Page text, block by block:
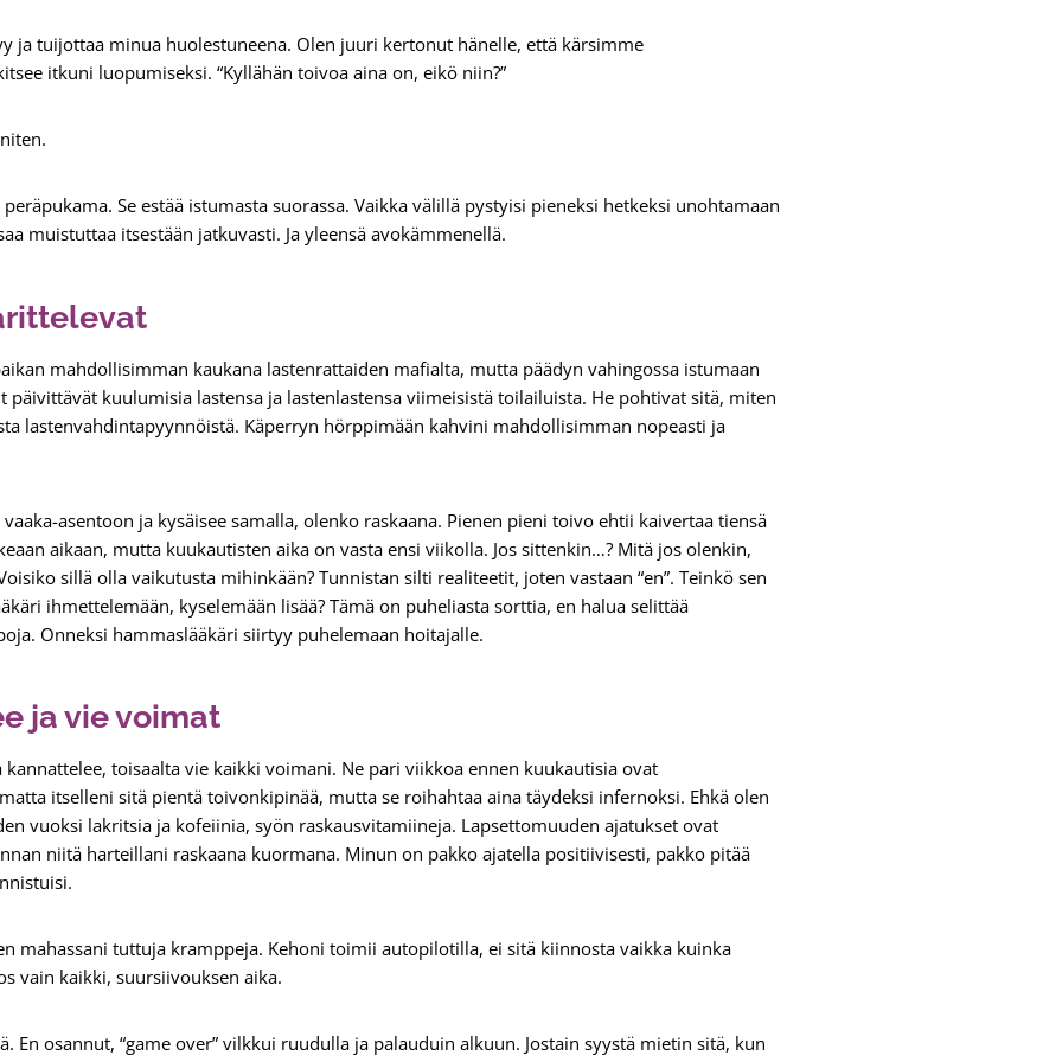
ja tuijottaa minua huolestuneena. Olen juuri kertonut hänelle, että kärsimme
itkuni luopumiseksi. “Kyllähän toivoa aina on, eikö niin?”
Se estää istumasta suorassa. Vaikka välillä pystyisi pieneksi hetkeksi unohtamaan
muistuttaa itsestään jatkuvasti. Ja yleensä avokämmenellä.
t
mahdollisimman kaukana lastenrattaiden mafialta, mutta päädyn vahingossa istumaan
päivittävät kuulumisia lastensa ja lastenlastensa viimeisistä toilailuista. He pohtivat sitä, miten
lastenvahdintapyynnöistä. Käperryn hörppimään kahvini mahdollisimman nopeasti ja
asentoon ja kysäisee samalla, olenko raskaana. Pienen pieni toivo ehtii kaivertaa tiensä
aikaan, mutta kuukautisten aika on vasta ensi viikolla. Jos sittenkin…? Mitä jos olenkin,
sillä olla vaikutusta mihinkään? Tunnistan silti realiteetit, joten vastaan “en”. Teinkö sen
ihmettelemään, kyselemään lisää? Tämä on puheliasta sorttia, en halua selittää
Onneksi hammaslääkäri siirtyy puhelemaan hoitajalle.
ja vie voimat
kannattelee, toisaalta vie kaikki voimani. Ne pari viikkoa ennen kuukautisia ovat
itselleni sitä pientä toivonkipinää, mutta se roihahtaa aina täydeksi infernoksi. Ehkä olen
vuoksi lakritsia ja kofeiinia, syön raskausvitamiineja. Lapsettomuuden ajatukset ovat
niitä harteillani raskaana kuormana. Minun on pakko ajatella positiivisesti, pakko pitää
mahassani tuttuja kramppeja. Kehoni toimii autopilotilla, ei sitä kiinnosta vaikka kuinka
vain kaikki, suursiivouksen aika.
En osannut, “game over” vilkkui ruudulla ja palauduin alkuun. Jostain syystä mietin sitä, kun